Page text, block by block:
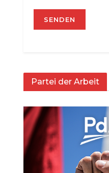
Partei der Arbeit